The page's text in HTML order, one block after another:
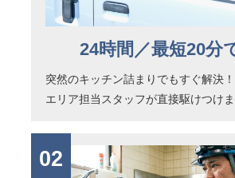
24時間／最短20分
突然のキッチン詰まりでもすぐ解決！
エリア担当スタッフが直接駆けつけま
02